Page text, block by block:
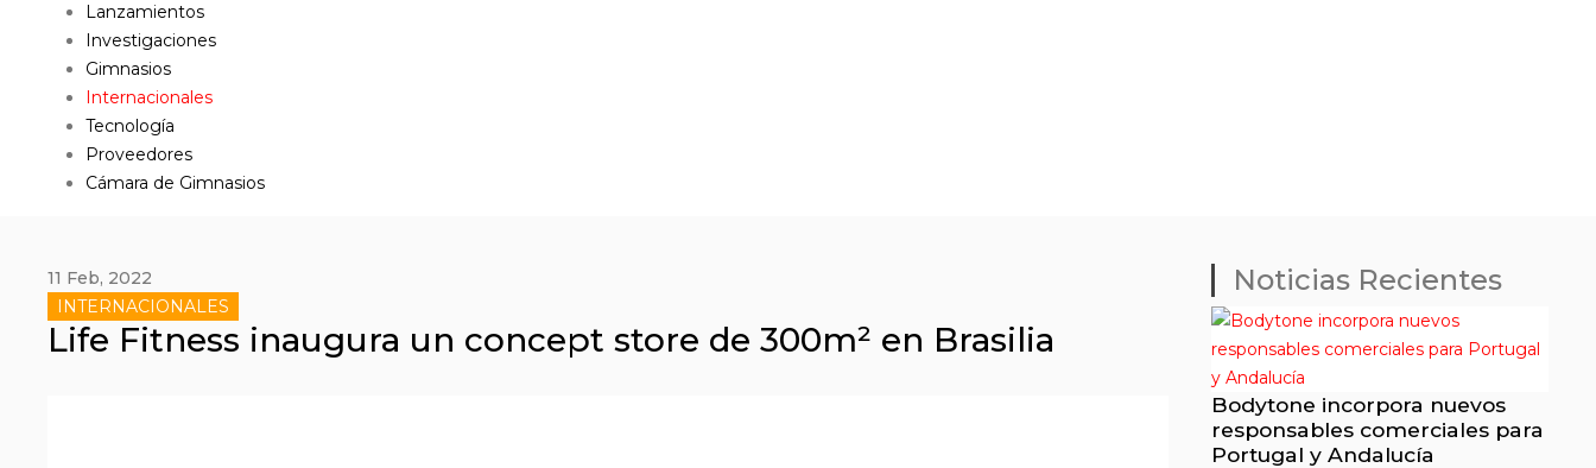
Lanzamientos
Investigaciones
Gimnasios
Internacionales
Tecnología
Proveedores
Cámara de Gimnasios
11 Feb, 2022
INTERNACIONALES
Life Fitness inaugura un concept store de 300m² en Brasilia
Noticias Recientes
Bodytone incorpora nuevos
responsables comerciales para
Portugal y Andalucía